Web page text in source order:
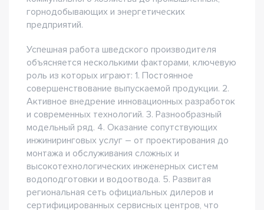
горнодобывающих и энергетических
предприятий.
Успешная работа шведского производителя
объясняется несколькими факторами, ключевую
роль из которых играют: 1. Постоянное
совершенствование выпускаемой продукции. 2.
Активное внедрение инновационных разработок
и современных технологий. 3. Разнообразный
модельный ряд. 4. Оказание сопутствующих
инжиниринговых услуг – от проектирования до
монтажа и обслуживания сложных и
высокотехнологических инженерных систем
водоподготовки и водоотвода. 5. Развитая
региональная сеть официальных дилеров и
сертифицированных сервисных центров, что